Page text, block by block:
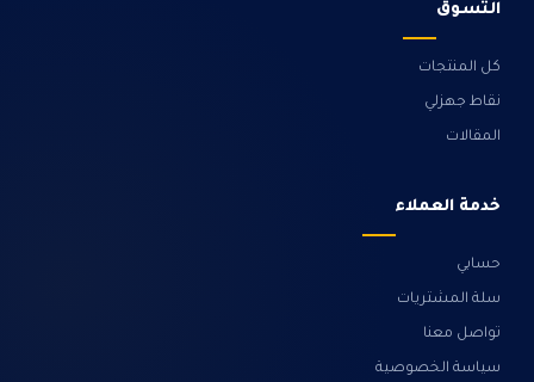
التسوق
كل المنتجات
نقاط جهزلي
المقالات
خدمة العملاء
حسابي
سلة المشتريات
تواصل معنا
سياسة الخصوصية